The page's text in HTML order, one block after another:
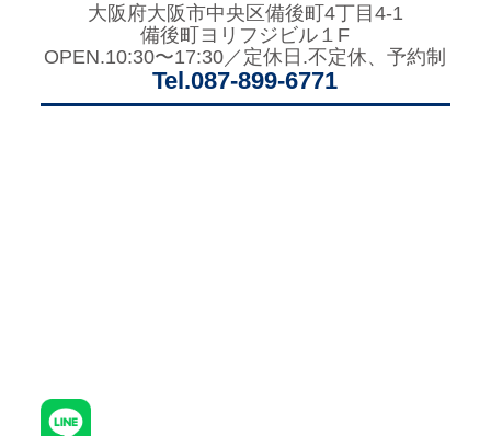
大阪府大阪市中央区備後町4丁目4-1
備後町ヨリフジビル１F
OPEN.10:30〜17:30／定休日.不定休、予約制
Tel.087-899-6771